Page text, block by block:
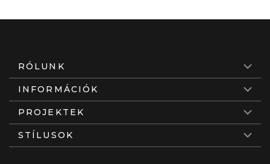
RÓLUNK
INFORMÁCIÓK
PROJEKTEK
STÍLUSOK